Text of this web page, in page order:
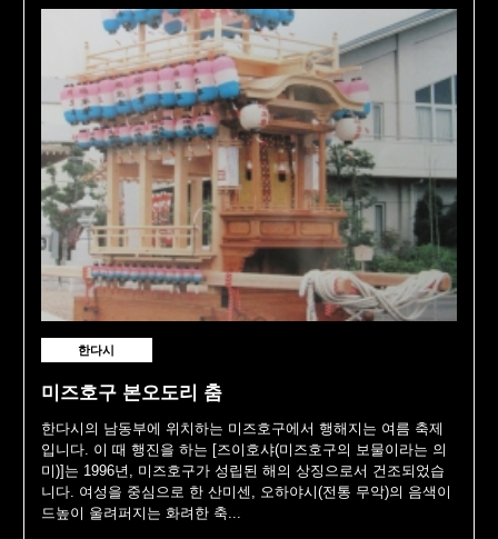
한다시
미즈호구 본오도리 춤
한다시의 남동부에 위치하는 미즈호구에서 행해지는 여름 축제
입니다. 이 때 행진을 하는 [즈이호샤(미즈호구의 보물이라는 의
미)]는 1996년, 미즈호구가 성립된 해의 상징으로서 건조되었습
니다. 여성을 중심으로 한 산미센, 오하야시(전통 무악)의 음색이
드높이 울려퍼지는 화려한 축...